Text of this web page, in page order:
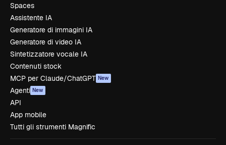
Spaces
Assistente IA
Generatore di immagini IA
Generatore di video IA
Sintetizzatore vocale IA
Contenuti stock
MCP per Claude/ChatGPT New
Agenti New
API
App mobile
Tutti gli strumenti Magnific